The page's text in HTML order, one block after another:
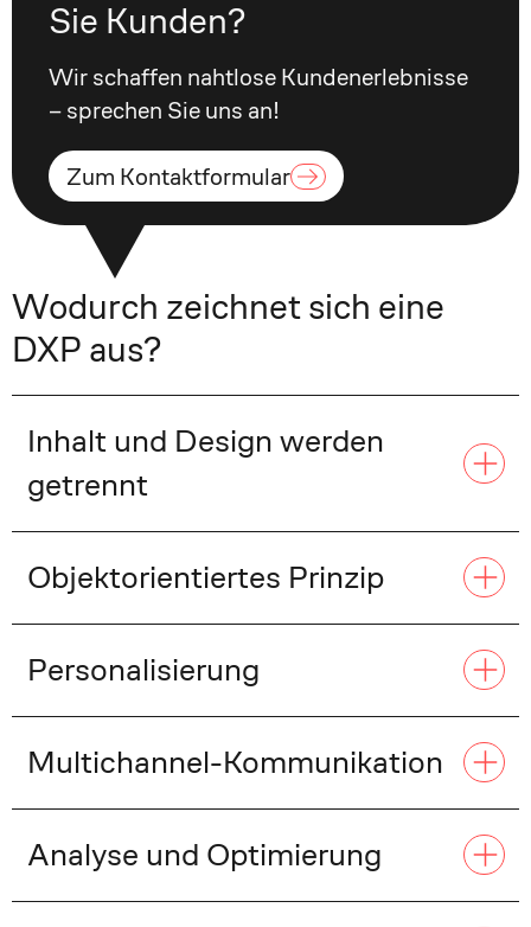
Sie Kunden?
Wir schaffen nahtlose Kundenerlebnisse
– sprechen Sie uns an!
Zum Kontaktformular
Wodurch zeichnet sich eine
DXP aus?
Inhalt und Design werden
getrennt
Objektorientiertes Prinzip
Personalisierung
Multichannel-Kommunikation
Analyse und Optimierung